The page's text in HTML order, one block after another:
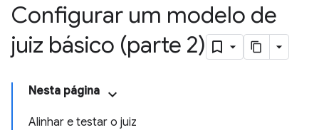
Configurar um modelo de
juiz básico (parte 2)
Nesta página
Alinhar e testar o juiz